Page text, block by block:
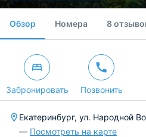
Обзор Номера 8
Забронировать Позвонить
Екатеринбург, ул. Народной
— Посмотреть на карте